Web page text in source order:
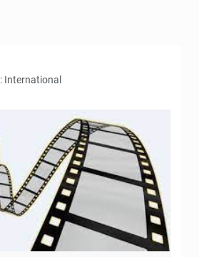
: International